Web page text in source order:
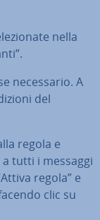
nella
ne­ces­sa­rio. A
del
regola e
tutti i messaggi
regola” e
clic su